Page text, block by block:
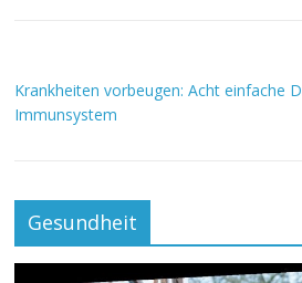
Krankheiten vorbeugen: Acht einfache
Immunsystem
Gesundheit